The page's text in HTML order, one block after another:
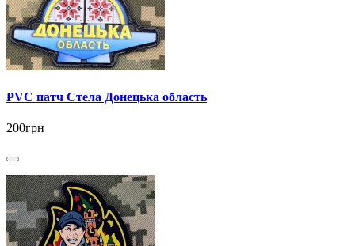
PVC патч Стела Донецька область
200грн